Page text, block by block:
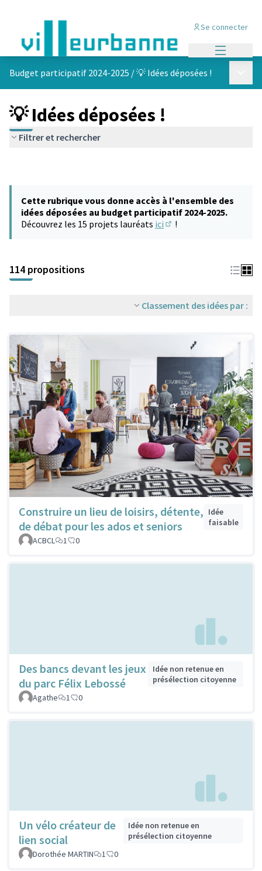
Se connecter
Budget participatif 2024-2025 /💡 Idées déposées !
💡 Idées déposées !
Filtrer et rechercher
Cette rubrique vous donne accès à l'ensemble des
idées déposées au budget participatif 2024-2025.
Découvrez les 15 projets lauréats ici !
114 propositions
Classement des idées par :
Construire un lieu de loisirs, détente,
de débat pour les ados et seniors
Idée
faisable
ACBCL
1 0
Des bancs devant les jeux
du parc Félix Lebossé
Idée non retenue en
présélection citoyenne
Agathe
1 0
Un vélo créateur de
lien social
Idée non retenue en
présélection citoyenne
Dorothée MARTIN
1 0